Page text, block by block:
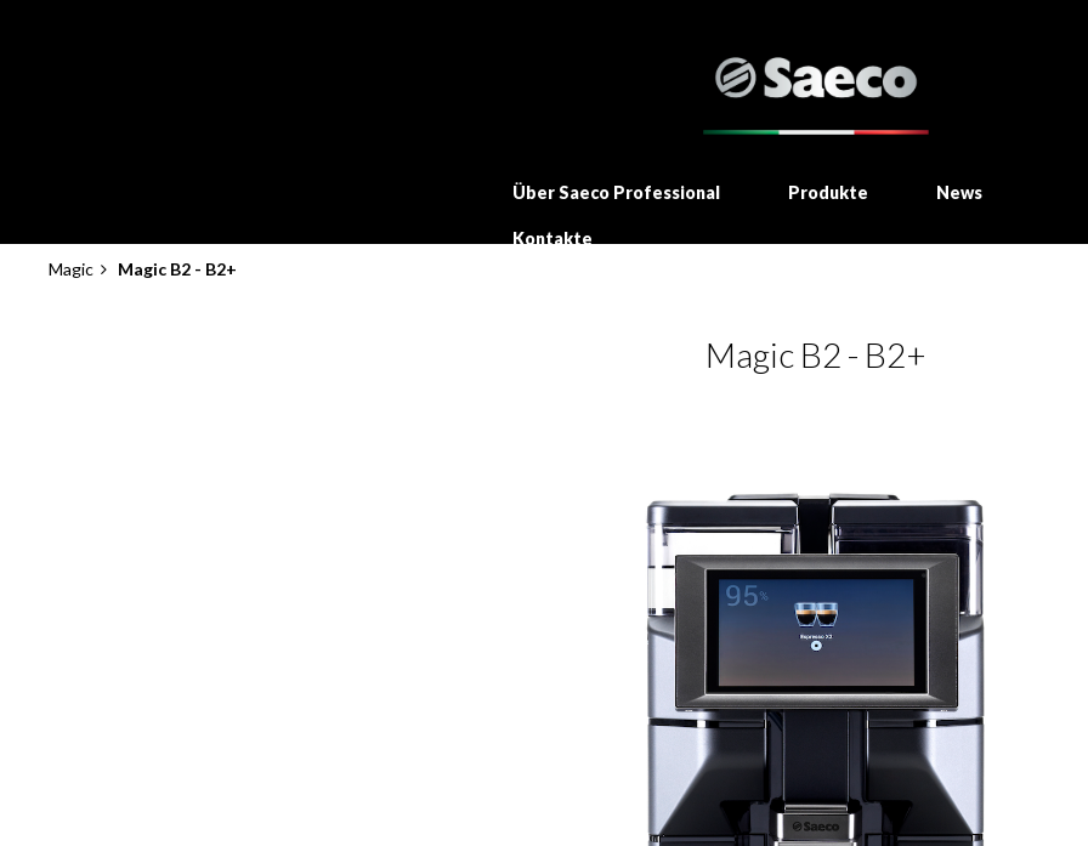
Über Saeco Professional Produkte News
Kontakte
Magic Magic B2 - B2+
Magic B2 - B2+